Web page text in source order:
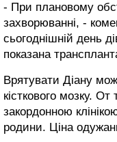
- При плановому
захворюванні, -
сьогоднішній день
показана
Врятувати Діану
кісткового мозку.
закордонною
родини. Ціна